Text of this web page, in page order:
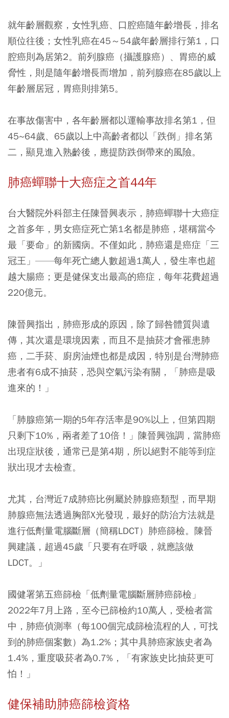
就年齡層觀察，女性乳癌、口腔癌隨年齡增⾧，排名
順位往後；女性乳癌在45～54歲年齡層排行第1，口
腔癌則為居第2。前列腺癌（攝護腺癌）、胃癌的威
脅性，則是隨年齡增長而增加，前列腺癌在85歲以上
年齡層居冠，胃癌則排第5。
在事故傷害中，各年齡層都以運輸事故排名第1，但
45~64歲、65歲以上中高齡者都以「跌倒」排名第
二，顯見進入熟齡後，應提防跌倒帶來的風險。
肺癌蟬聯十大癌症之首44年
台大醫院外科部主任陳晉興表示，肺癌蟬聯十大癌症
之首多年，男女癌症死亡第1名都是肺癌，堪稱當今
最「要命」的新國病。不僅如此，肺癌還是癌症「三
冠王」——每年死亡總人數超過1萬人，發生率也超
越大腸癌；更是健保支出最高的癌症，每年花費超過
220億元。
陳晉興指出，肺癌形成的原因，除了歸咎體質與遺
傳，其次還是環境因素，而且不是抽菸才會罹患肺
癌，二手菸、廚房油煙也都是成因，特別是台灣肺癌
患者有6成不抽菸，恐與空氣污染有關，
「肺癌是吸
進來的！」
「肺腺癌第一期的5年存活率是90%以上，但第四期
只剩下10%，兩者差了10倍！」 陳晉興強調，當肺癌
出現症狀後，通常已是第4期，所以絕對不能等到症
狀出現才去檢查。
尤其，台灣近7成肺癌比例屬於肺腺癌類型，而早期
肺腺癌無法透過胸部X光發現，最好的防治方法就是
進行低劑量電腦斷層（簡稱LDCT）肺癌篩檢。陳晉
興建議，超過45歲「只要有在呼吸，就應該做
LDCT。」
國健署第五癌篩檢「低劑量電腦斷層肺癌篩檢」
2022年7月上路，至今已篩檢約10萬人，受檢者當
中，肺癌偵測率（每100個完成篩檢流程的人，可找
到的肺癌個案數）為1.2%；其中具肺癌家族史者為
1.4%，重度吸菸者為0.7%，「有家族史比抽菸更可
怕！」
健保補助肺癌篩檢資格